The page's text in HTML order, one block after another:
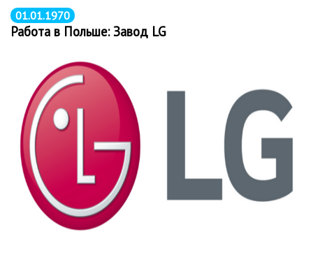
01.01.1970
Работа в Польше: Завод LG